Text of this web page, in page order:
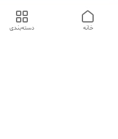
دسته‌بندی خانه